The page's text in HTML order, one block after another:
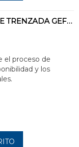
CONEXIÓN FLEXIBLE TRENZADA GEFLEX DN13 H 1/2" - H 1/2" 20cm
el proceso de
y los